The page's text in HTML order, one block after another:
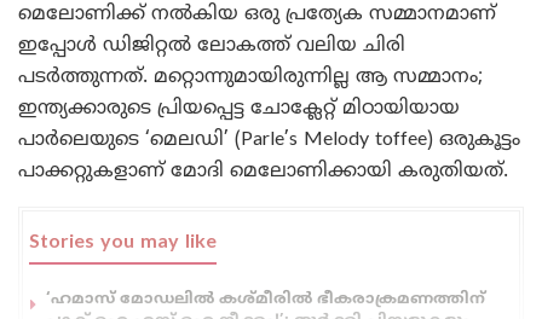
മെലോണിക്ക് നൽകിയ ഒരു പ്രത്യേക സമ്മാനമാണ്
ഇപ്പോൾ ഡിജിറ്റൽ ലോകത്ത് വലിയ ചിരി
പടർത്തുന്നത്. മറ്റൊന്നുമായിരുന്നില്ല ആ സമ്മാനം;
ഇന്ത്യക്കാരുടെ പ്രിയപ്പെട്ട ചോക്ലേറ്റ് മിഠായിയായ
പാർലെയുടെ ‘മെലഡി’ (Parle’s Melody toffee) ഒരുകൂട്ടം
പാക്കറ്റുകളാണ് മോദി മെലോണിക്കായി കരുതിയത്.
Stories you may like
‘ഹമാസ് മോഡലിൽ കശ്മീരിൽ ഭീകരാക്രമണത്തിന്